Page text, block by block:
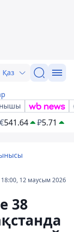
Қаз
€541.64 ₽5.71
18:00, 12 маусым 2026
38